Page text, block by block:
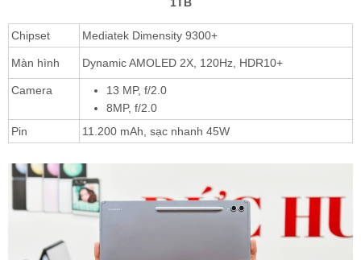
Chipset Mediatek Dimensity 9300+
Màn hình Dynamic AMOLED 2X, 120Hz, HDR10+
Camera
13 MP, f/2.0
8MP, f/2.0
Pin
11.200 mAh, sạc nhanh 45W